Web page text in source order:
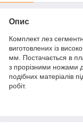
Опис
Комплект лез
виготовлених із
мм. Постачається в
з прорізними ножами
подібних матеріалів
робіт.